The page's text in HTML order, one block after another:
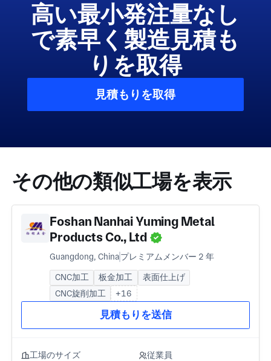
高い最小発注量なし
で素早く製造見積も
りを取得
見積もりを取得
その他の類似工場を表示
Foshan Nanhai Yuming Metal
Products Co., Ltd
Guangdong, Chinaプレミアムメンバー 2 年
CNC加工 板金加工
表面仕上げ
CNC旋削加工
+16
見積もりを送信
工場のサイズ 従業員